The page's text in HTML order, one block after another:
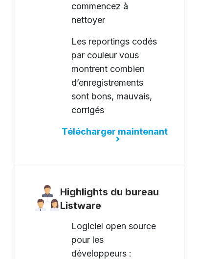
commencez à
nettoyer
Les reportings codés
par couleur vous
montrent combien
d’enregistrements
sont bons, mauvais,
corrigés
Télécharger maintenant
Highlights du bureau
Listware
Logiciel open source
pour les
développeurs :